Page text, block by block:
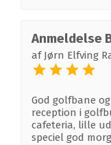
Anmeldelse
af Jørn Elfving
God golfbane
reception i
cafeteria, lille
speciel god